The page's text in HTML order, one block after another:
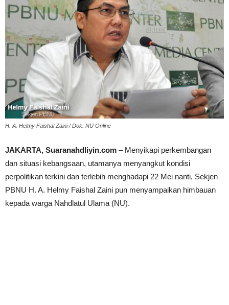
H. A. Helmy Faishal Zaini / Dok. NU Online
JAKARTA, Suaranahdliyin.com – Menyikapi perkembangan
dan situasi kebangsaan, utamanya menyangkut kondisi
perpolitikan terkini dan terlebih menghadapi 22 Mei nanti, Sekjen
PBNU H. A. Helmy Faishal Zaini pun menyampaikan himbauan
kepada warga Nahdlatul Ulama (NU).